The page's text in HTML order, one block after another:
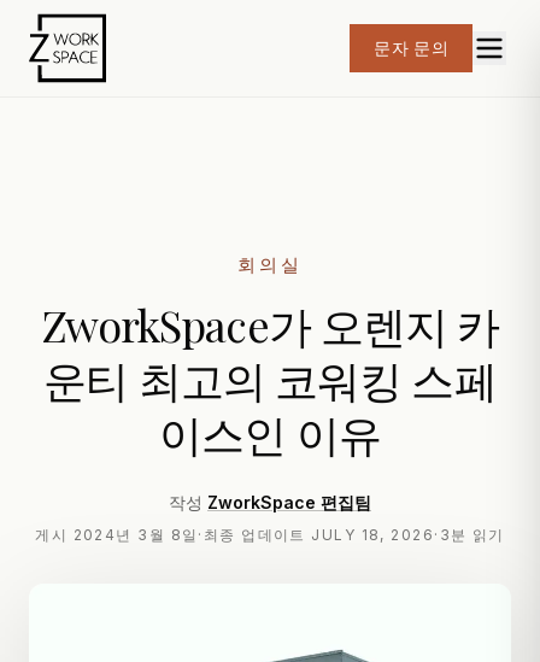
문자 문의
회의실
ZworkSpace가 오렌지 카
운티 최고의 코워킹 스페
이스인 이유
작성 ZworkSpace 편집팀
게시 2024년 3월 8일 · 최종 업데이트 JULY 18, 2026 · 3분 읽기